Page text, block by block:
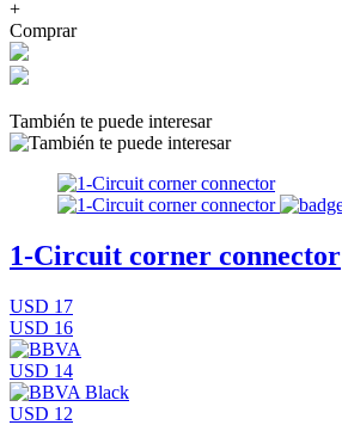
+
Comprar
También te puede interesar
1-Circuit corner connector
USD 17
USD 16
USD 14
USD 12